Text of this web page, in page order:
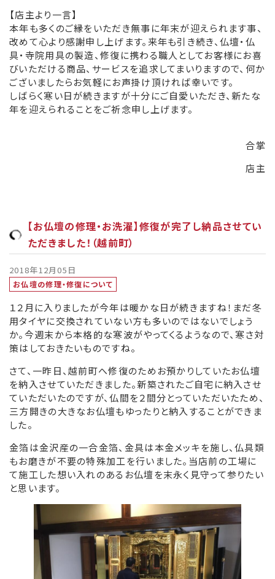
【店主より一言】
本年も多くのご縁をいただき無事に年末が迎えられます事、
改めて心より感謝申し上げます。来年も引き続き、仏壇・仏
具・寺院用具の製造、修復に携わる職人としてお客様にお喜
びいただける商品、サービスを追求してまいりますので、何か
ございましたらお気軽にお声掛け頂ければ幸いです。
しばらく寒い日が続きますが十分にご自愛いただき、新たな
年を迎えられることをご祈念申し上げます。
合掌
店主
【お仏壇の修理・お洗濯】修復が完了し納品させてい
ただきました！（越前町）
2018年12月05日
お仏壇の修理・修復について
１２月に入りましたが今年は暖かな日が続きますね！まだ冬
用タイヤに交換されていない方も多いのではないでしょう
か。今週末から本格的な寒波がやってくるようなので、寒さ対
策はしておきたいものですね。
さて、一昨日、越前町へ修復のためお預かりしていたお仏壇
を納入させていただきました。新築されたご自宅に納入させ
ていただいたのですが、仏間を２間分とっていただいたため、
三方開きの大きなお仏壇もゆったりと納入することができま
した。
金箔は金沢産の一合金箔、金具は本金メッキを施し、仏具類
もお磨きが不要の特殊加工を行いました。当店前の工場に
て施工した想い入れのあるお仏壇を末永く見守って参りたい
と思います。